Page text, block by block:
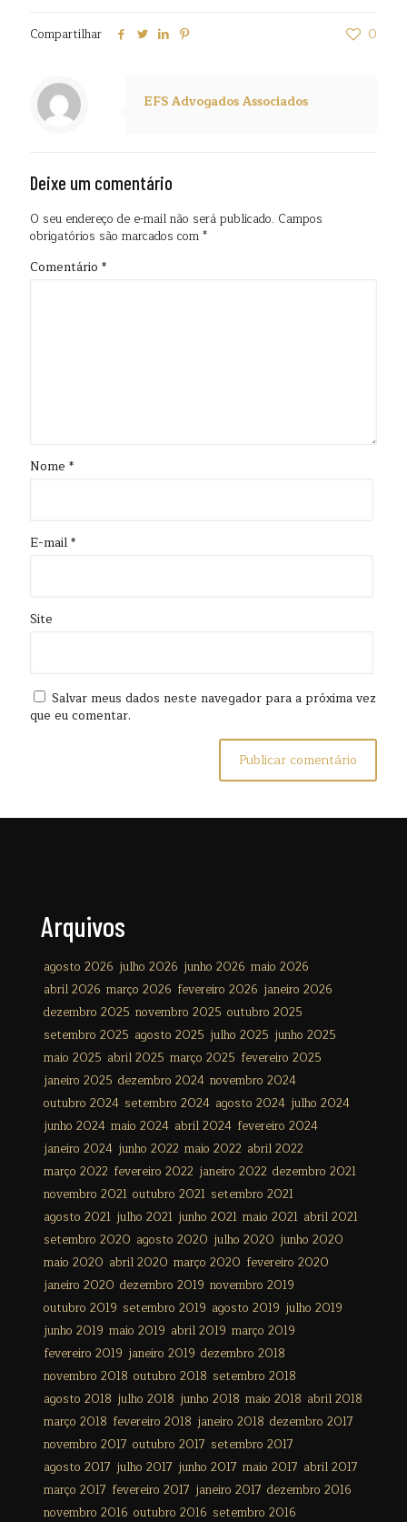
Compartilhar 0
EFS Advogados Associados
Deixe um comentário
O seu endereço de e-mail não será publicado. Campos
obrigatórios são marcados com*
Comentário *
Nome *
E-mail*
Site
Salvar meus dados neste navegador para a próxima vez
que eu comentar.
Arquivos
agosto 2026 julho 2026 junho 2026 maio 2026
abril 2026 março 2026 fevereiro 2026 janeiro 2026
dezembro 2025 novembro 2025 outubro 2025
setembro 2025 agosto 2025 julho 2025 junho 2025
maio 2025 abril 2025 março 2025 fevereiro 2025
janeiro 2025 dezembro 2024 novembro 2024
outubro 2024 setembro 2024 agosto 2024 julho 2024
junho 2024 maio 2024 abril 2024 fevereiro 2024
janeiro 2024 junho 2022 maio 2022 abril 2022
março 2022 fevereiro 2022 janeiro 2022 dezembro 2021
novembro 2021 outubro 2021 setembro 2021
agosto 2021 julho 2021 junho 2021 maio 2021 abril 2021
setembro 2020 agosto 2020 julho 2020 junho 2020
maio 2020 abril 2020 março 2020 fevereiro 2020
janeiro 2020 dezembro 2019 novembro 2019
outubro 2019 setembro 2019 agosto 2019 julho 2019
junho 2019 maio 2019 abril 2019 março 2019
fevereiro 2019 janeiro 2019 dezembro 2018
novembro 2018 outubro 2018 setembro 2018
agosto 2018 julho 2018 junho 2018 maio 2018 abril 2018
março 2018 fevereiro 2018 janeiro 2018 dezembro 2017
novembro 2017 outubro 2017 setembro 2017
agosto 2017 julho 2017 junho 2017 maio 2017 abril 2017
março 2017 fevereiro 2017 janeiro 2017 dezembro 2016
novembro 2016 outubro 2016 setembro 2016